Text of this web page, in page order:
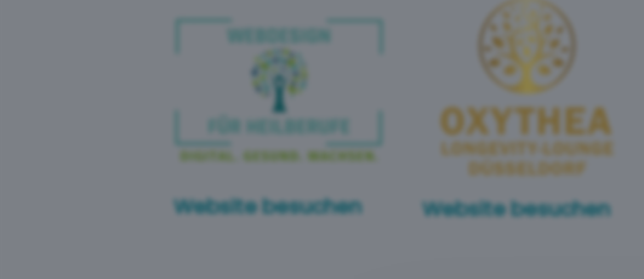
Website besuchen Website besuchen